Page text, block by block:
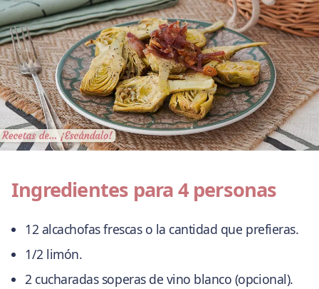
Ingredientes para 4 personas
12 alcachofas frescas o la cantidad que prefieras.
1/2 limón.
2 cucharadas soperas de vino blanco (opcional).